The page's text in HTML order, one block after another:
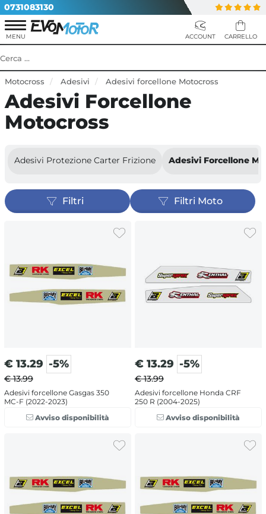
0731083130
Motocross Adesivi Adesivi forcellone Motocross
Adesivi Forcellone
Motocross
Adesivi Protezione Carter Frizione Adesivi Forcellone
Filtri Filtri Moto
€ 13.29 -5%
€ 13.99
Adesivi forcellone Gasgas 350
MC-F (2022-2023)
Avviso disponibilità
€ 13.29 -5%
€ 13.99
Adesivi forcellone Honda CRF
250 R (2004-2025)
Avviso disponibilità